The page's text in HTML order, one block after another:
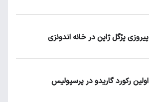
پیروزی پرُگل ژاپن در خانه اندونزی
اولین رکورد گاریدو در پرسپولیس